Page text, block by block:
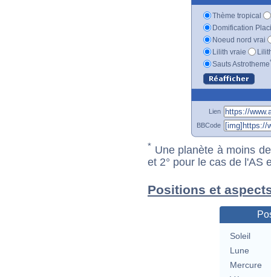
Thème tropical
Domification
Noeud nord vrai
Lilith vraie
Sauts Astrotheme
Lien
BBCode
* Une planète à moins
et 2° pour le cas de l'AS
Positions et
Soleil
Lune
Mercure